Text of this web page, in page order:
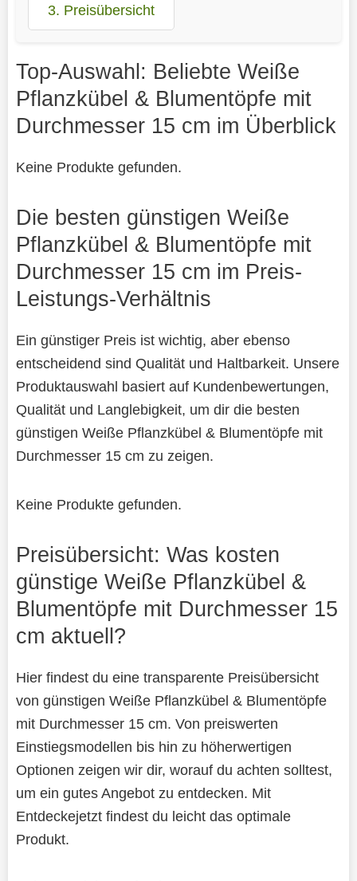
3. Preisübersicht
Top-Auswahl: Beliebte Weiße
Pflanzkübel & Blumentöpfe mit
Durchmesser 15 cm im Überblick
Keine Produkte gefunden.
Die besten günstigen Weiße
Pflanzkübel & Blumentöpfe mit
Durchmesser 15 cm im Preis-
Leistungs-Verhältnis
Ein günstiger Preis ist wichtig, aber ebenso
entscheidend sind Qualität und Haltbarkeit. Unsere
Produktauswahl basiert auf Kundenbewertungen,
Qualität und Langlebigkeit, um dir die besten
günstigen Weiße Pflanzkübel & Blumentöpfe mit
Durchmesser 15 cm zu zeigen.
Keine Produkte gefunden.
Preisübersicht: Was kosten
günstige Weiße Pflanzkübel &
Blumentöpfe mit Durchmesser 15
cm aktuell?
Hier findest du eine transparente Preisübersicht
von günstigen Weiße Pflanzkübel & Blumentöpfe
mit Durchmesser 15 cm. Von preiswerten
Einstiegsmodellen bis hin zu höherwertigen
Optionen zeigen wir dir, worauf du achten solltest,
um ein gutes Angebot zu entdecken. Mit
Entdeckejetzt findest du leicht das optimale
Produkt.